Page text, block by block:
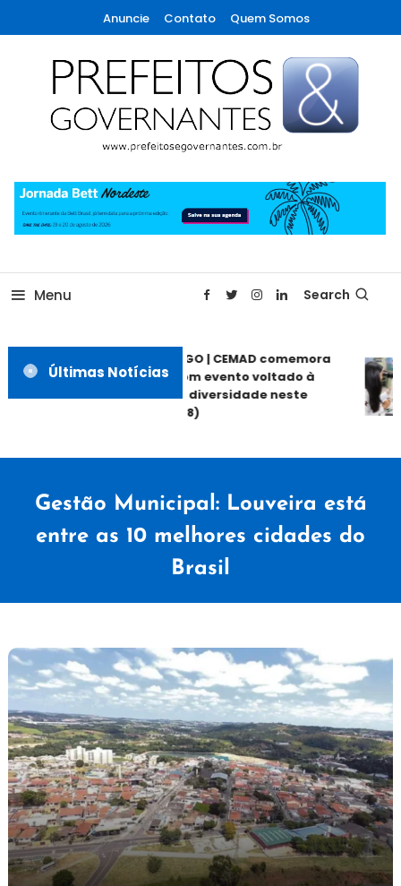
To
Content
Anuncie Contato Quem Somos
Prefeitos & Governantes
Menu Search
Últimas Notícias
ANÁPOLIS GO | CEMAD comemora
30 anos com evento voltado à
inclusão e diversidade neste
sábado (08)
Gestão Municipal: Louveira está
entre as 10 melhores cidades do
Brasil